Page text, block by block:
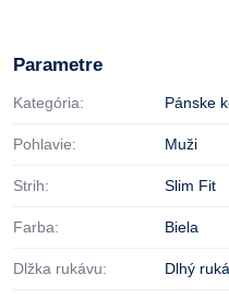
Parametre
Kategória: Pánske
Pohlavie: Muži
Strih: Slim Fit
Farba: Biela
Dlžka rukávu: Dlhý